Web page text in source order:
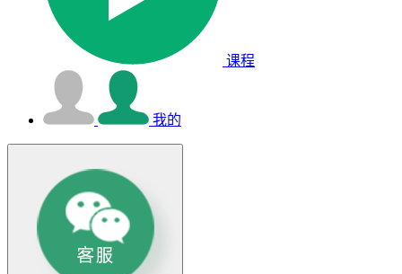
课程
我的